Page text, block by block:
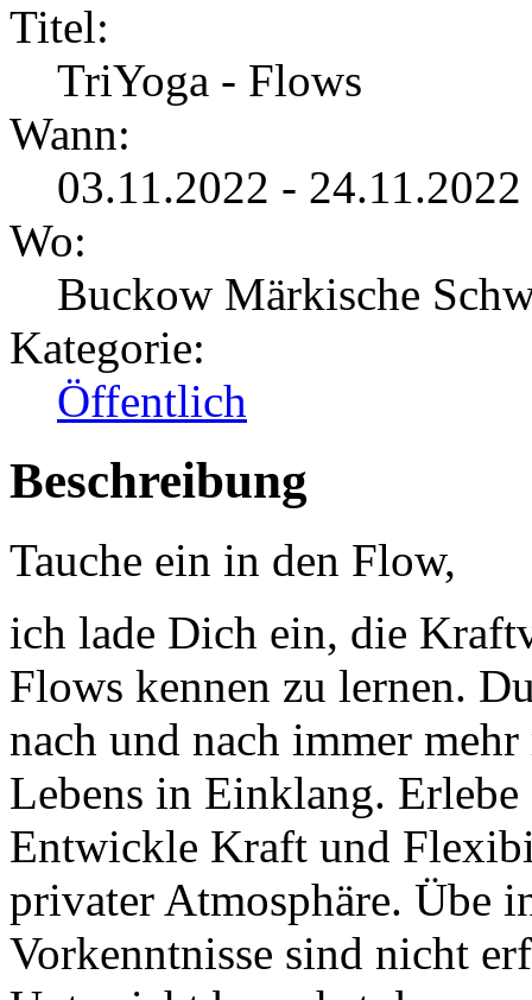
Titel:
TriYoga - Flows
Wann:
03.11.2022 -
Wo:
Buckow Märkische
Kategorie:
Öffentlich
Beschreibung
Tauche ein in den Flow,
ich lade Dich ein, die
Flows kennen zu lernen.
nach und nach immer
Lebens in Einklang.
Entwickle Kraft und
privater Atmosphäre. Übe
Vorkenntnisse sind nicht